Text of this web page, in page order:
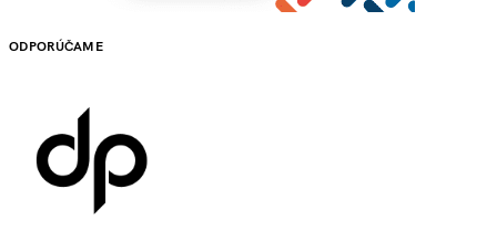
ODPORÚČAME